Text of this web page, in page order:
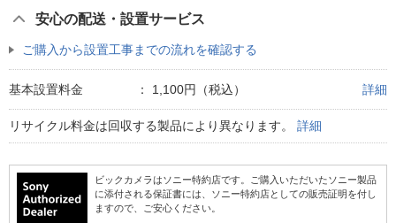
安心の配送・設置サービス
ご購入から設置工事までの流れを確認する
基本設置料金 ： 1,100円（税込） 詳細
リサイクル料金は回収する製品により異なります。 詳細
ビックカメラはソニー特約店です。ご購入いただいたソニー製品
に添付される保証書には、ソニー特約店としての販売証明を付し
ますので、ご安心ください。